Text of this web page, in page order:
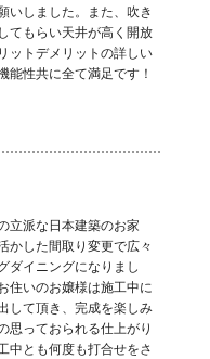
いしました。また、吹き
てもらい天井が高く開放
ットデメリットの詳しい
能性共に全て満足です！
立派な日本建築のお家
かした間取り変更で広々
ダイニングになりまし
住いのお嬢様は施工中に
して頂き、完成を楽しみ
思っておられる仕上がり
中とも何度も打合せをさ